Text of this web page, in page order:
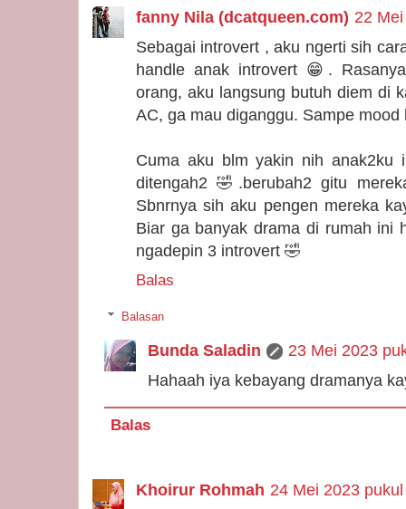
fanny Nila (dcatqueen.com) 22
Sebagai introvert , aku ngerti sih
handle anak introvert 😁.
orang, aku langsung butuh diem di
AC, ga mau diganggu. Sampe mood
Cuma aku blm yakin nih anak2ku
ditengah2 🤣.berubah2 gitu
Sbnrnya sih aku pengen mereka
Biar ga banyak drama di rumah ini
ngadepin 3 introvert 🤣
Balas
Balasan
Bunda Saladin
23 Mei 2023
Hahaah iya kebayang dramanya
Balas
Khoirur Rohmah 24 Mei 2023